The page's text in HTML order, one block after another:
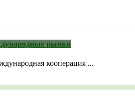
рынки
кооперация ...